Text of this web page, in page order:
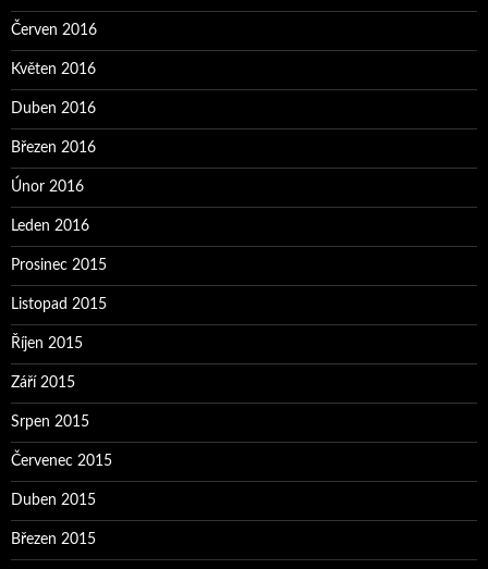
Červen 2016
Květen 2016
Duben 2016
Březen 2016
Únor 2016
Leden 2016
Prosinec 2015
Listopad 2015
Říjen 2015
Září 2015
Srpen 2015
Červenec 2015
Duben 2015
Březen 2015